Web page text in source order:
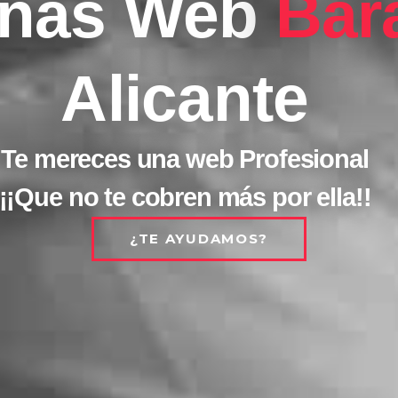
Alicante
Te mereces una web Profesional
no te cobren más por ella!!
¿TE AYUDAMOS?